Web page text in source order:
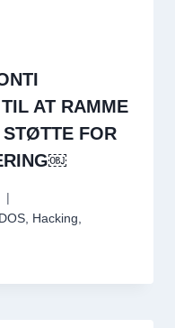
AT RAMME
STØTTE FOR
Hacking